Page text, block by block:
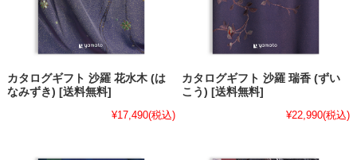
カタログギフト 沙羅 花水木 (は
なみずき) [送料無料]
¥17,490(税込)
カタログギフト 沙羅 瑞香 (ずい
こう) [送料無料]
¥22,990(税込)